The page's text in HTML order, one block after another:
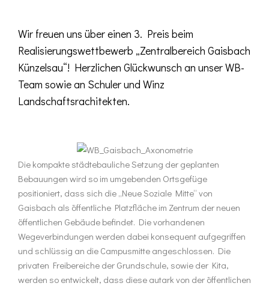
Wir freuen uns über einen 3. Preis beim
Realisierungswettbewerb „Zentralbereich Gaisbach
Künzelsau“! Herzlichen Glückwunsch an unser WB-
Team sowie an Schuler und Winz
Landschaftsrachitekten.
Die kompakte städtebauliche Setzung der geplanten
Bebauungen wird so im umgebenden Ortsgefüge
positioniert, dass sich die „Neue Soziale Mitte“ von
Gaisbach als öffentliche Platzfläche im Zentrum der neuen
öffentlichen Gebäude befindet. Die vorhandenen
Wegeverbindungen werden dabei konsequent aufgegriffen
und schlüssig an die Campusmitte angeschlossen. Die
privaten Freibereiche der Grundschule, sowie der Kita,
werden so entwickelt, dass diese autark von der öffentlichen